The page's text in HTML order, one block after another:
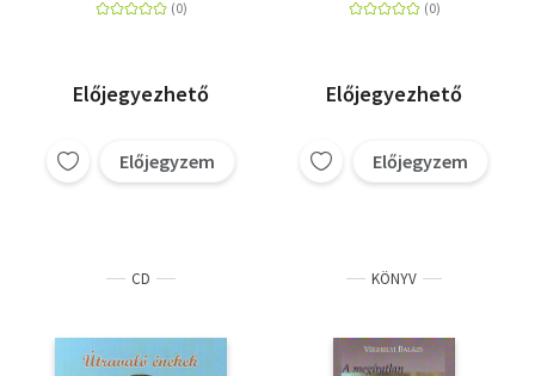
Előjegyezhető
Előjegyzem
Előjegyezhető
Előjegyzem
CD KÖNYV